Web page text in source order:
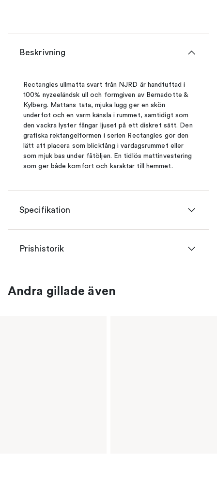
Beskrivning
Rectangles ullmatta svart från NJRD är handtuftad i
100% nyzeeländsk ull och formgiven av Bernadotte &
Kylberg. Mattans täta, mjuka lugg ger en skön
underfot och en varm känsla i rummet, samtidigt som
den vackra lyster fångar ljuset på ett diskret sätt. Den
grafiska rektangelformen i serien Rectangles gör den
lätt att placera som blickfång i vardagsrummet eller
som mjuk bas under fåtöljen. En tidlös mattinvestering
som ger både komfort och karaktär till hemmet.
Specifikation
Prishistorik
Andra gillade även